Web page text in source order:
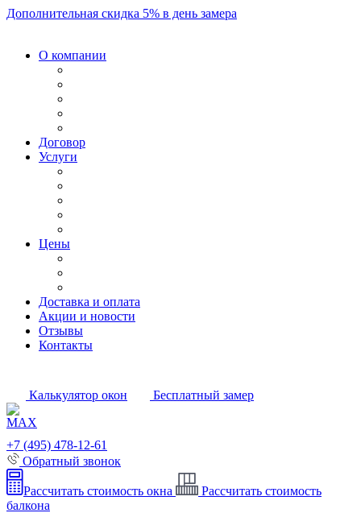
Дополнительная скидка 5% в день замера
О компании
Договор
Услуги
Цены
Доставка и оплата
Акции и новости
Отзывы
Контакты
Калькулятор окон Бесплатный замер
+7 (495) 478-12-61
Обратный звонок
Рассчитать стоимость окна
Рассчитать стоимость
балкона